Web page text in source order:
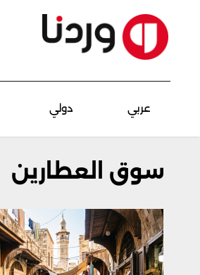
عربي دولي
سوق العطارين